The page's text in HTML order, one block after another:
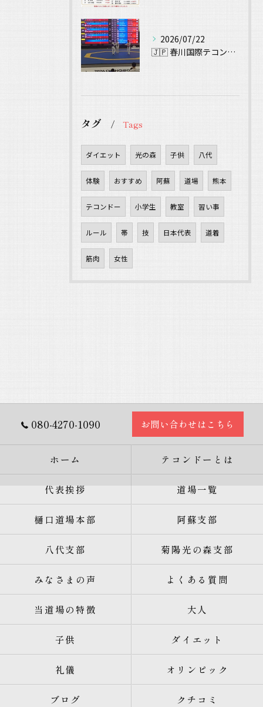
2026/07/22
🇯🇵 春川国際テコンドー大会（Chuncheon Korea...
タグ Tags
ダイエット 光の森 子供 八代
体験 おすすめ 阿蘇 道場 熊本
テコンドー 小学生 教室 習い事
ルール 帯 技 日本代表 道着
筋肉 女性
080-4270-1090 お問い合わせはこちら
ホーム テコンドーとは
代表挨拶 道場一覧
樋口道場本部 阿蘇支部
八代支部 菊陽光の森支部
みなさまの声 よくある質問
当道場の特徴 大人
子供 ダイエット
礼儀 オリンピック
ブログ クチコミ